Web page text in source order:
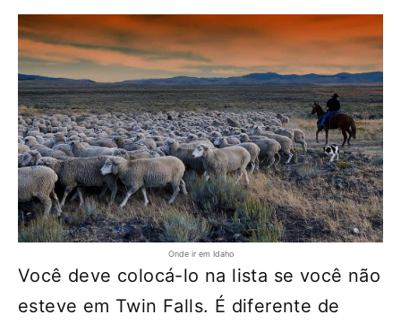
Onde ir em Idaho
Você deve colocá-lo na lista se você não
esteve em Twin Falls. É diferente de